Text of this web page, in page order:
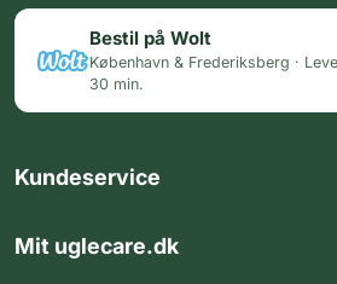
Bestil på Wolt
København & Frederiksberg ·
30 min.
Kundeservice
Mit uglecare.dk